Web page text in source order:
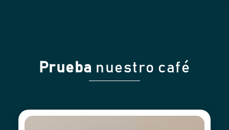
Prueba nuestro café